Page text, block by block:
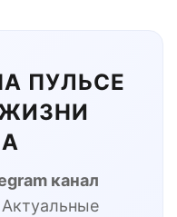
ПУЛЬСЕ
канал
Актуальные